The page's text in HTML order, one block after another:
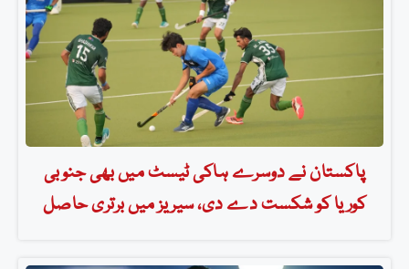
پاکستان نے دوسرے ہاکی ٹیسٹ میں بھی جنوبی
کوریا کو شکست دے دی، سیریز میں برتری حاصل